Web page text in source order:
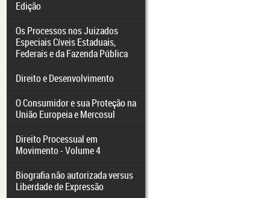
Edição
Os Processos nos Juizados
Especiais Cíveis Estaduais,
Federais e da Fazenda Pública
Direito e Desenvolvimento
O Consumidor e sua Proteção na
União Europeia e Mercosul
Direito Processual em
Movimento - Volume 4
Biografia não autorizada versus
Liberdade de Expressão